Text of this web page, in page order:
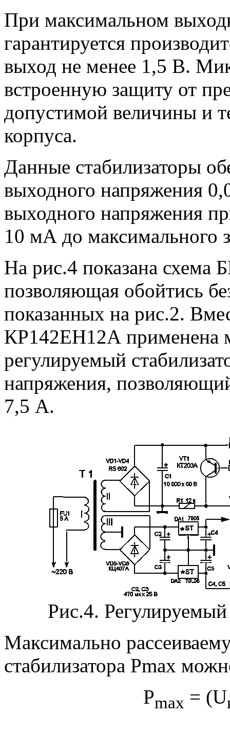
При максимальном
гарантируется
выход не менее 1,5 В.
встроенную защиту от
допустимой величины и
корпуса.
Данные стабилизаторы
выходного напряжения
выходного напряжения
10 мА до максимального
На рис.4 показана схема
позволяющая обойтись
показанных на рис.2.
КР142ЕН12А применена
регулируемый
напряжения,
7,5 А.
Рис.4.
Максимально
стабилизатора Рmax
Рmax = (U